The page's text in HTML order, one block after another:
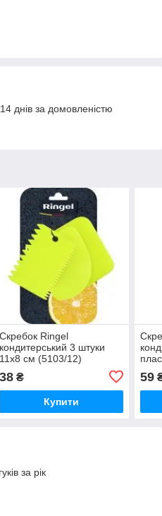
днів за домовленістю
Скребок Ringel
кондитерський 3 штуки
11х8 см (5103/12)
38₴
Купити
59
за рік